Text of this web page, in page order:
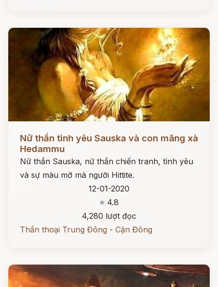
Nữ thần tình yêu Sauska và con mãng xà
Hedammu
Nữ thần Sauska, nữ thần chiến tranh, tình yêu
và sự màu mỡ mà người Hittite.
12-01-2020
⭐ 4.8
4,280 lượt đọc
Thần thoại Trung Đông - Cận Đông